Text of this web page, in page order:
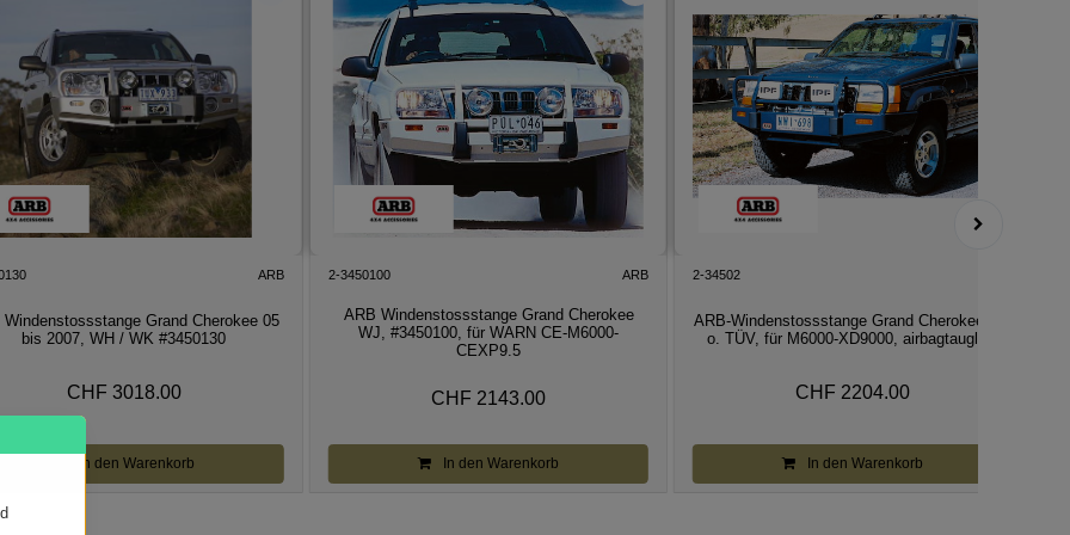
ARB
Windenstossstange Grand Cherokee 05
bis 2007, WH / WK #3450130
CHF 3018.00
In den Warenkorb
2-3450100 ARB
ARB Windenstossstange Grand Cherokee
WJ, #3450100, für WARN CE-M6000-
CEXP9.5
CHF 2143.00
In den Warenkorb
2-34502
ARB-Windenstossstange Grand Cherokee ZJ,
o. TÜV, für M6000-XD9000, airbagtauglich
CHF 2204.00
In den Warenkorb